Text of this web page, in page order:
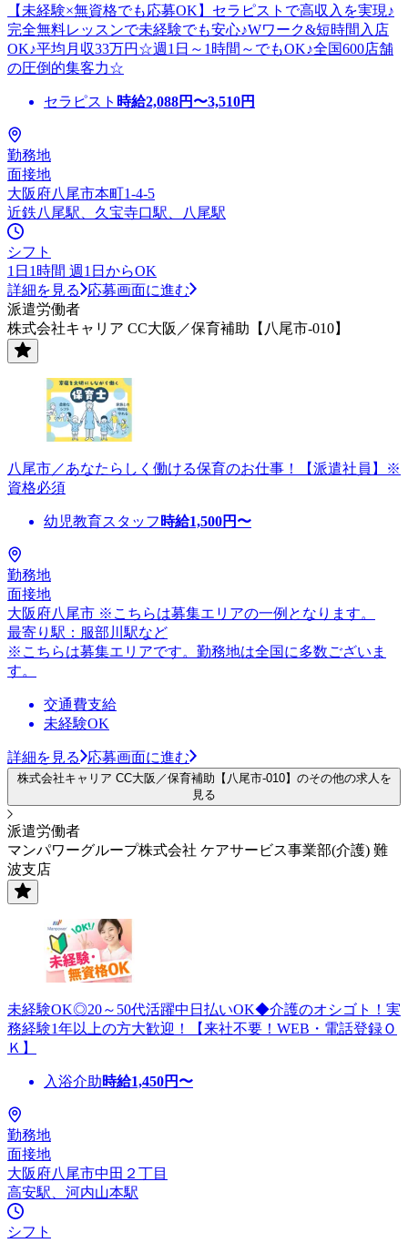
【未経験×無資格でも応募OK】セラピストで高収入を実現♪
完全無料レッスンで未経験でも安心♪Wワーク&短時間入店
OK♪平均月収33万円☆週1日～1時間～でもOK♪全国600店舗
の圧倒的集客力☆
セラピスト 時給2,088円〜3,510円
勤務地
面接地
大阪府八尾市本町1-4-5
近鉄八尾駅、久宝寺口駅、八尾駅
シフト
1日1時間 週1日からOK
詳細を見る
応募画面に進む
派遣労働者
株式会社キャリア CC大阪／保育補助【八尾市-010】
八尾市／あなたらしく働ける保育のお仕事！【派遣社員】※
資格必須
幼児教育スタッフ 時給1,500円〜
勤務地
面接地
大阪府八尾市 ※こちらは募集エリアの一例となります。
最寄り駅：服部川駅など
※こちらは募集エリアです。勤務地は全国に多数ございま
す。
交通費支給
未経験OK
詳細を見る 応募画面に進む
株式会社キャリア CC大阪／保育補助【八尾市-010】のその他の求人を
見る
派遣労働者
マンパワーグループ株式会社 ケアサービス事業部(介護) 難
波支店
未経験OK◎20～50代活躍中日払いOK◆介護のオシゴト！実
務経験1年以上の方大歓迎！【来社不要！WEB・電話登録Ｏ
Ｋ】
入浴介助時給1,450円〜
勤務地
面接地
大阪府八尾市中田２丁目
高安駅、河内山本駅
シフト